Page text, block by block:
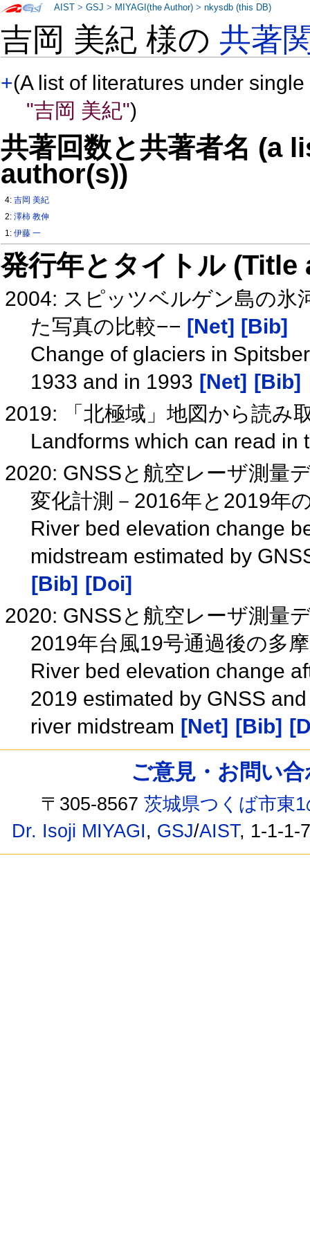
吉岡 美紀 様の共著
+(A list of literatures under
"吉岡 美紀")
共著回数と共著者名 (a
author(s))
4:吉岡 美紀
2:澤柿 教伸
1:伊藤 一
発行年とタイトル
2004: スピッツベルゲン島の氷
た写真の比較−− [Net] [Bib]
Change of glaciers in
1933 and in 1993 [Net] [Bib]
2019: 「北極域」地図から読み
Landforms which can read in
2020: GNSSと航空レーザ測量
変化計測－2016年と2019年
River bed elevation change
midstream estimated by
[Bib]
[Doi]
2020: GNSSと航空レーザ測量
2019年台風19号通過後の多
River bed elevation change
2019 estimated by GNSS
river midstream [Net] [Bib]
AIST >GSJ > MIYAGI(the Author) >nkysdb (this DB)
ご意見・お問い
〒305-8567茨城県つくば市東
Dr. Isoji MIYAGI, GSJ/AIST, 1-1-1-